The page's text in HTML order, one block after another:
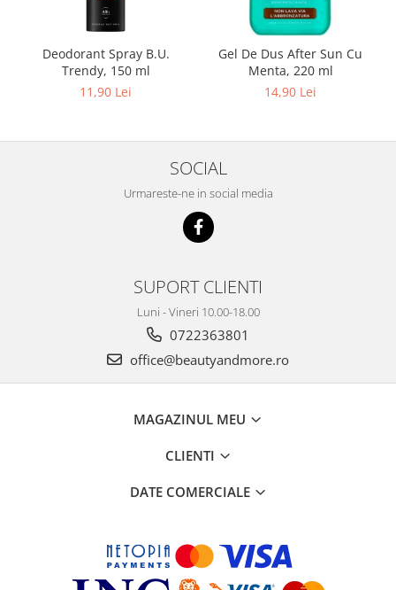
Deodorant Spray B.U.
Trendy, 150 ml
11,90 Lei
Gel De Dus After Sun Cu
Menta, 220 ml
14,90 Lei
SOCIAL
Urmareste-ne in social media
SUPORT CLIENTI
Luni - Vineri 10.00-18.00
0722363801
office@beautyandmore.ro
MAGAZINUL MEU
CLIENTI
DATE COMERCIALE